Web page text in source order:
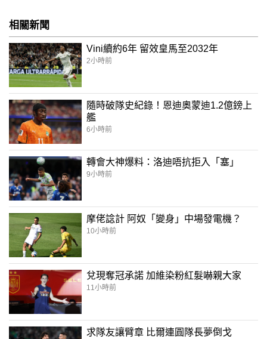
相關新聞
Vini續約6年 留效皇馬至2032年
2小時前
隨時破隊史紀錄！恩迪奧蒙迪1.2億鎊上
艦
6小時前
轉會大神爆料：洛迪唔抗拒入「塞」
9小時前
摩佬諗計 阿奴「變身」中場發電機？
10小時前
兌現奪冠承諾 加維染粉紅髮嚇親大家
11小時前
求隊友讓臂章 比爾連圓隊長夢倒戈